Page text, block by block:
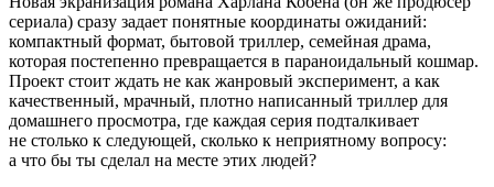
сериала) сразу задает понятные координаты ожиданий:
компактный формат, бытовой триллер, семейная драма,
которая постепенно превращается в параноидальный кошмар.
Проект стоит ждать не как жанровый эксперимент, а как
качественный, мрачный, плотно написанный триллер для
домашнего просмотра, где каждая серия подталкивает
не столько к следующей, сколько к неприятному вопросу:
а что бы ты сделал на месте этих людей?